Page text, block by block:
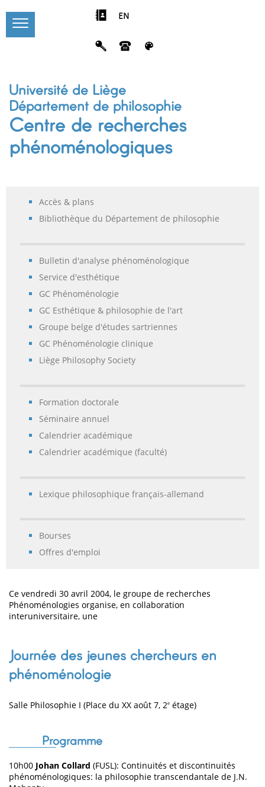
EN
Université de Liège
Département de philosophie
Centre de recherches
phénoménologiques
Accès & plans
Bibliothèque du Département de philosophie
Bulletin d'analyse phénoménologique
Service d'esthétique
GC Phénoménologie
GC Esthétique & philosophie de l'art
Groupe belge d'études sartriennes
GC Phénoménologie clinique
Liège Philosophy Society
Formation doctorale
Séminaire annuel
Calendrier académique
Calendrier académique (faculté)
Lexique philosophique français-allemand
Bourses
Offres d'emploi
Ce vendredi 30 avril 2004, le groupe de recherches
Phénoménologies organise, en collaboration
interuniversitaire, une
Journée des jeunes chercheurs en
phénoménologie
Salle Philosophie I (Place du XX août 7, 2e étage)
Programme
10h00 Johan Collard (FUSL): Continuités et discontinuités
phénoménologiques: la philosophie transcendantale de J.N.